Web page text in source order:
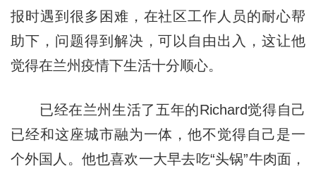
报时遇到很多困难，在社区工作人员的耐心帮
助下，问题得到解决，可以自由出入，这让他
觉得在兰州疫情下生活十分顺心。
已经在兰州生活了五年的Richard觉得自己
已经和这座城市融为一体，他不觉得自己是一
个外国人。他也喜欢一大早去吃“头锅”牛肉面，